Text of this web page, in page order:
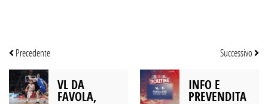
Precedente
VL DA
FAVOLA,
Successivo
INFO E
PREVENDITA